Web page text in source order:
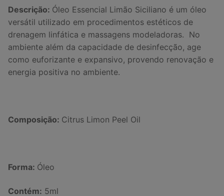
Descrição: Óleo Essencial Limão Siciliano é um óleo
versátil utilizado em procedimentos estéticos de
drenagem linfática e massagens modeladoras. No
ambiente além da capacidade de desinfecção, age
como euforizante e expansivo, provendo renovação e
energia positiva no ambiente.
Composição: Citrus Limon Peel Oil
Forma: Óleo
Contém: 5ml